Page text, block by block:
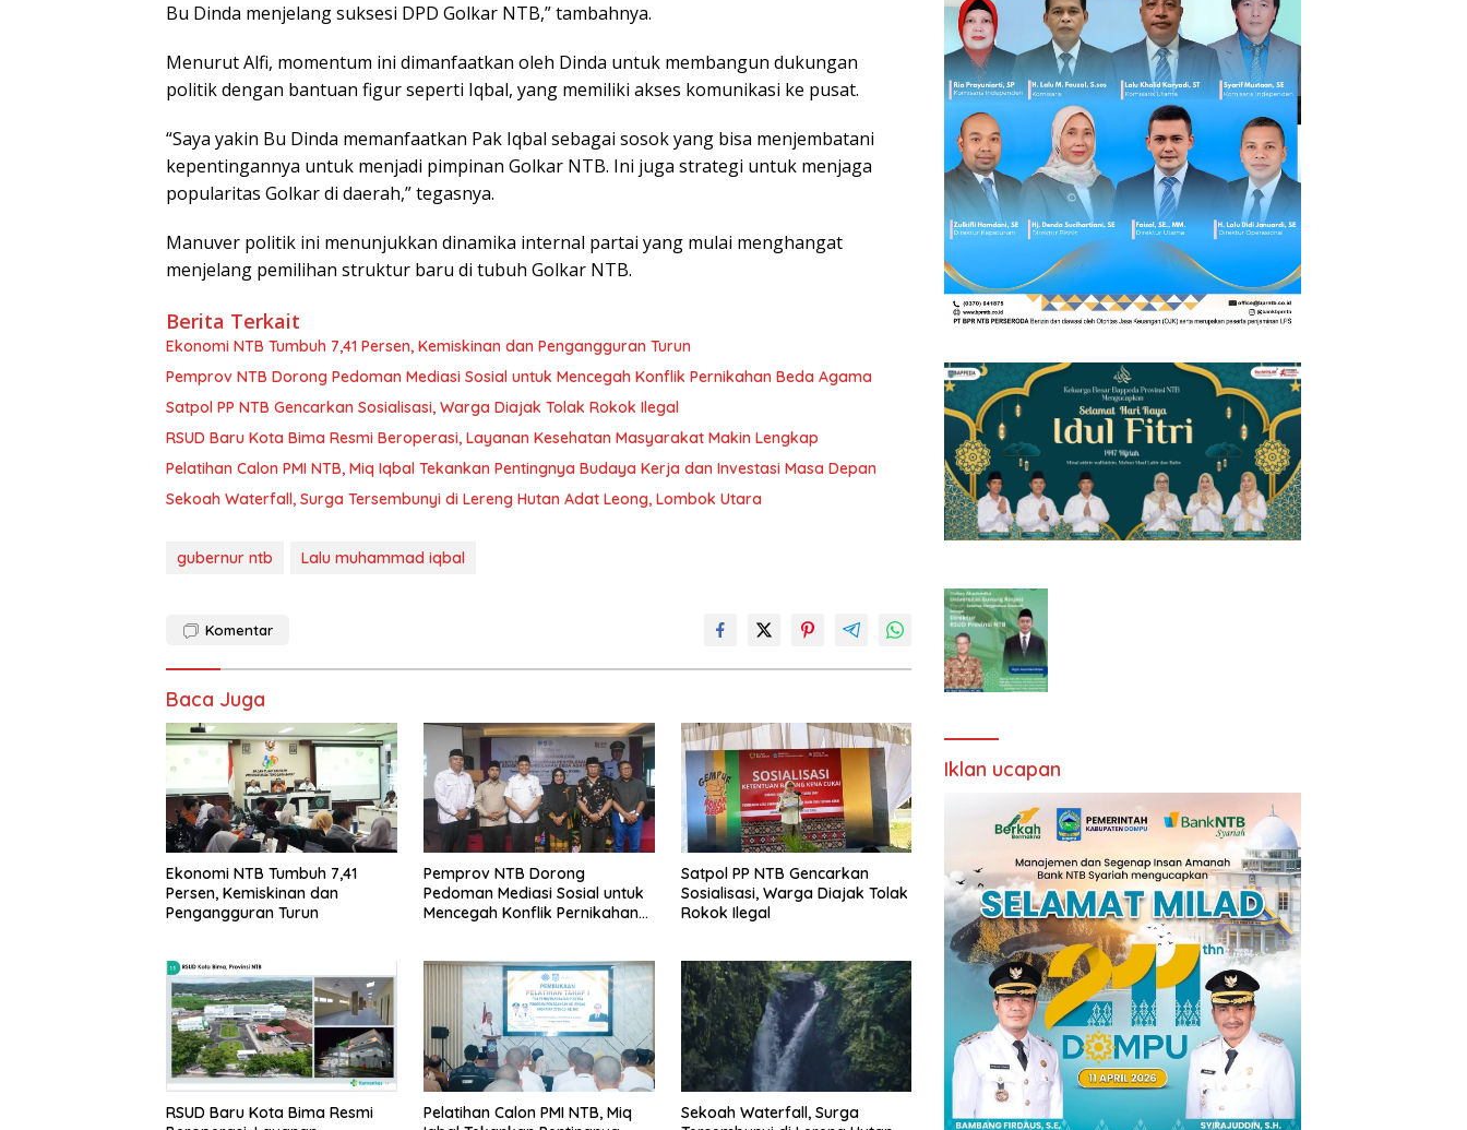
Bu Dinda menjelang suksesi DPD Golkar NTB,” tambahnya.
Menurut Alfi, momentum ini dimanfaatkan oleh Dinda untuk membangun dukungan
politik dengan bantuan figur seperti Iqbal, yang memiliki akses komunikasi ke pusat.
“Saya yakin Bu Dinda memanfaatkan Pak Iqbal sebagai sosok yang bisa menjembatani
kepentingannya untuk menjadi pimpinan Golkar NTB. Ini juga strategi untuk menjaga
popularitas Golkar di daerah,” tegasnya.
Manuver politik ini menunjukkan dinamika internal partai yang mulai menghangat
menjelang pemilihan struktur baru di tubuh Golkar NTB.
Berita Terkait
Ekonomi NTB Tumbuh 7,41 Persen, Kemiskinan dan Pengangguran Turun
Pemprov NTB Dorong Pedoman Mediasi Sosial untuk Mencegah Konflik Pernikahan Beda Agama
Satpol PP NTB Gencarkan Sosialisasi, Warga Diajak Tolak Rokok Ilegal
RSUD Baru Kota Bima Resmi Beroperasi, Layanan Kesehatan Masyarakat Makin Lengkap
Pelatihan Calon PMI NTB, Miq Iqbal Tekankan Pentingnya Budaya Kerja dan Investasi Masa Depan
Sekoah Waterfall, Surga Tersembunyi di Lereng Hutan Adat Leong, Lombok Utara
gubernur ntb Lalu muhammad iqbal
Komentar
Baca Juga
Ekonomi NTB Tumbuh 7,41
Persen, Kemiskinan dan
Pengangguran Turun
Pemprov NTB Dorong
Pedoman Mediasi Sosial untuk
Mencegah Konflik Pernikahan
Satpol PP NTB Gencarkan
Sosialisasi, Warga Diajak Tolak
Rokok Ilegal
RSUD Baru Kota Bima Resmi
Pelatihan Calon PMI NTB, Miq
Sekoah Waterfall, Surga
Iklan ucapan